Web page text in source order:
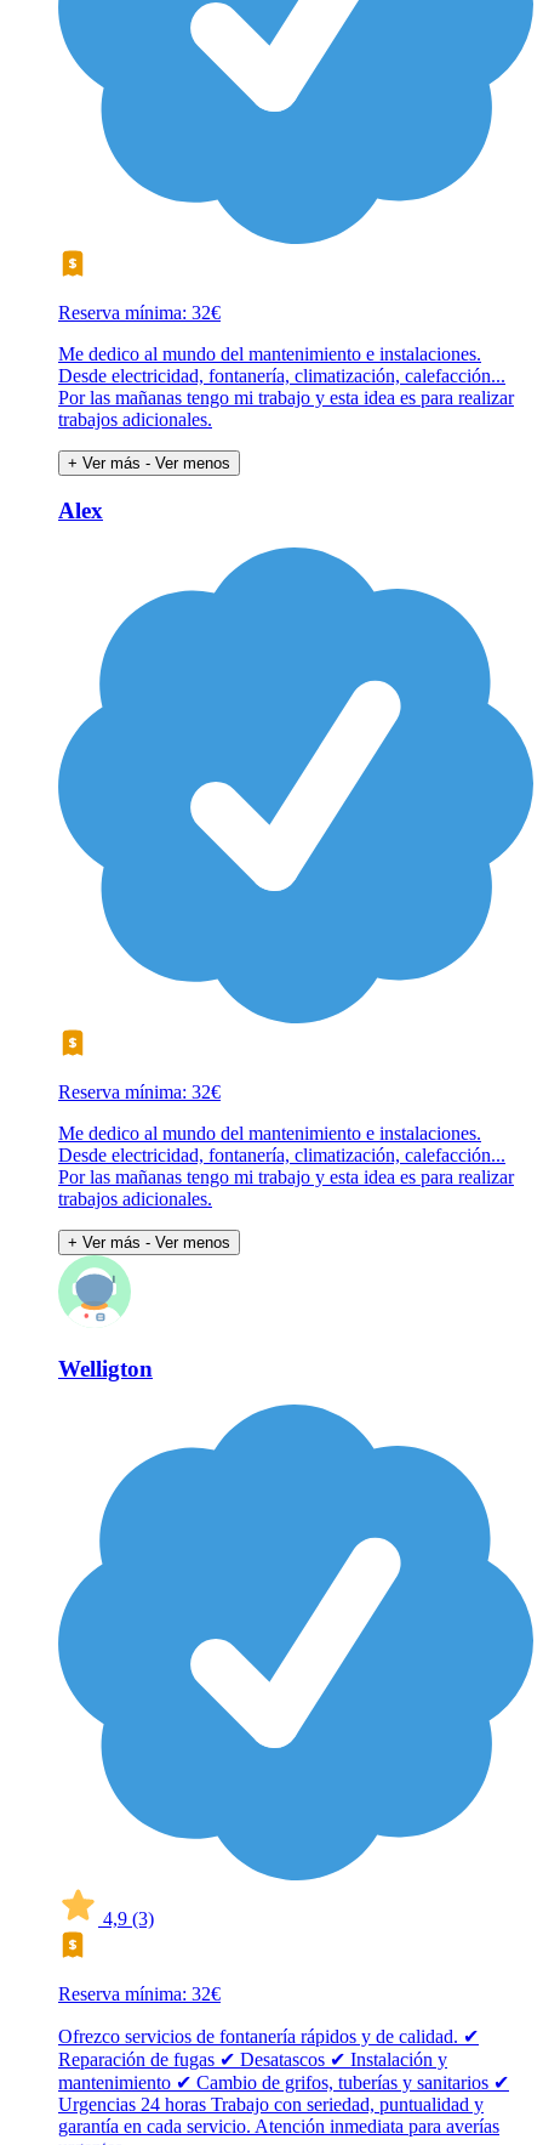
Reserva mínima: 32€
Me dedico al mundo del mantenimiento e instalaciones.
Desde electricidad, fontanería, climatización, calefacción...
Por las mañanas tengo mi trabajo y esta idea es para realizar
trabajos adicionales.
+ Ver más - Ver menos
Alex
Reserva mínima: 32€
Me dedico al mundo del mantenimiento e instalaciones.
Desde electricidad, fontanería, climatización, calefacción...
Por las mañanas tengo mi trabajo y esta idea es para realizar
trabajos adicionales.
+ Ver más - Ver menos
Welligton
4,9 (3)
Reserva mínima: 32€
Ofrezco servicios de fontanería rápidos y de calidad. ✔
Reparación de fugas ✔ Desatascos ✔ Instalación y
mantenimiento ✔ Cambio de grifos, tuberías y sanitarios ✔
Urgencias 24 horas Trabajo con seriedad, puntualidad y
garantía en cada servicio. Atención inmediata para averías